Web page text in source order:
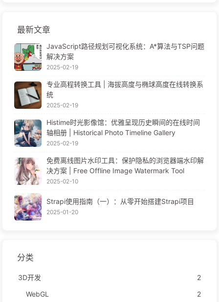
最新文章
JavaScript路径规划可视化系统：A*算法与TSP问题
解决方案
2025-02-19
专业高程转换工具 | 海拔高度与椭球高度在线转换系
统
2025-02-19
Histime时光影像馆：优雅呈现历史瞬间的在线时间
轴相册 | Historical Photo Timeline Gallery
2025-02-19
免费离线图片水印工具：保护隐私的浏览器端水印解
决方案 | Free Offline Image Watermark Tool
2025-02-10
Strapi使用指南（一）：从零开始搭建Strapi项目
2025-01-20
分类
3D开发
2
WebGL
2